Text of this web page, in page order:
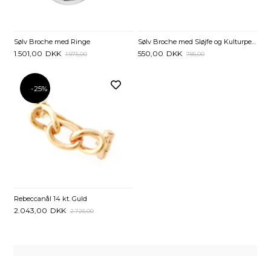
Sølv Broche med Ringe
1.501,00 DKK 1.975,00 550,00 DKK 785,00
-25%
Rebeccanål 14 kt. Guld
2.043,00 DKK 2.725,00